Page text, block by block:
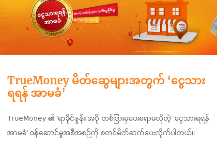
TrueMoney မိတ်ဆွေများအတွက် ‘ငွေသား
ရရန် အာမခံ’
TrueMoney ၏ ‘ရာခိုင်နှုန်း’အပို တစ်ပြားမှပေးစရာမလိုတဲ့ ‘ငွေသားရရန်
အာမခံ’ ဝန်ဆောင်မှုအစီအစဉ်ကို စတင်မိတ်ဆက်ပေးလိုက်ပါတယ်။